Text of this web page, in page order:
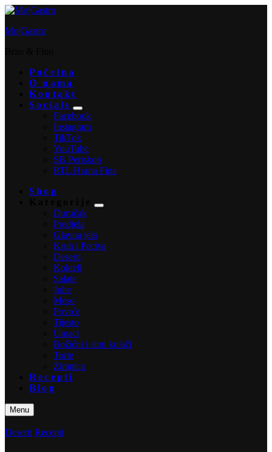
MojGastro
Početna
O nama
Kontakt
Socials
Facebook
Instagram
TikTok
YouTube
SB Periskop
RTL Hrana Fina
Shop
Doručak
Predjela
Glavna jela
Kruh i Peciva
Deserti
Kokteli
Salate
Juhe
Meso
Povrće
Tijesto
Umaci
Božićni i sitni kolači
Torte
Zimnica
Recepti
Blog
Menu
Deserti Recepti